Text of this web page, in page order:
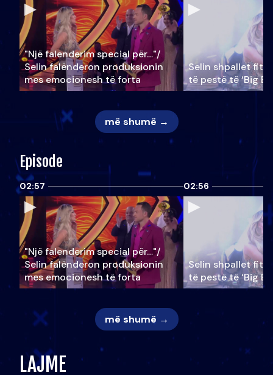
"Një falenderim special për…"/
Selin falënderon produksionin
mes emocionesh të forta
Selin shpallet
të pestë të ‘Big
më shumë →
Episode
02:57
"Një falenderim special për…"/
Selin falënderon produksionin
mes emocionesh të forta
02:56
Selin shpallet
të pestë të ‘Big
më shumë →
LAJME